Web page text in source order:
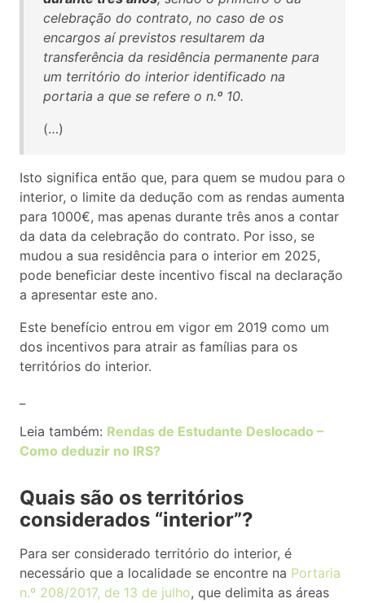
celebração do contrato, no caso de os
encargos aí previstos resultarem da
transferência da residência permanente para
um território do interior identificado na
portaria a que se refere o n.º 10.
(…)
Isto significa então que, para quem se mudou para o
interior, o limite da dedução com as rendas aumenta
para 1000€, mas apenas durante três anos a contar
da data da celebração do contrato. Por isso, se
mudou a sua residência para o interior em 2025,
pode beneficiar deste incentivo fiscal na declaração
a apresentar este ano.
Este benefício entrou em vigor em 2019 como um
dos incentivos para atrair as famílias para os
territórios do interior.
Leia também: Rendas de Estudante Deslocado –
Como deduzir no IRS?
Quais são os territórios
considerados “interior”?
Para ser considerado território do interior, é
necessário que a localidade se encontre na Portaria
n.º 208/2017, de 13 de julho, que delimita as áreas